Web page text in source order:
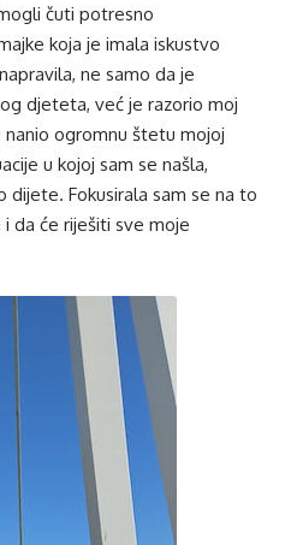
čuti potresno
koja je imala iskustvo
ne samo da je
djeteta, već je razorio moj
ogromnu štetu mojoj
u kojoj sam se našla,
Fokusirala sam se na to
da će riješiti sve moje